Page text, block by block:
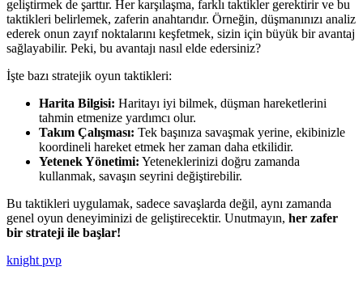
geliştirmek de şarttır. Her karşılaşma, farklı taktikler gerektirir ve bu
taktikleri belirlemek, zaferin anahtarıdır. Örneğin, düşmanınızı analiz
ederek onun zayıf noktalarını keşfetmek, sizin için büyük bir avantaj
sağlayabilir. Peki, bu avantajı nasıl elde edersiniz?
İşte bazı stratejik oyun taktikleri:
Harita Bilgisi: Haritayı iyi bilmek, düşman hareketlerini
tahmin etmenize yardımcı olur.
Takım Çalışması: Tek başınıza savaşmak yerine, ekibinizle
koordineli hareket etmek her zaman daha etkilidir.
Yetenek Yönetimi: Yeteneklerinizi doğru zamanda
kullanmak, savaşın seyrini değiştirebilir.
Bu taktikleri uygulamak, sadece savaşlarda değil, aynı zamanda
genel oyun deneyiminizi de geliştirecektir. Unutmayın, her zafer
bir strateji ile başlar!
knight pvp